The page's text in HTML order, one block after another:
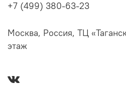
+7 (499) 380-63-23
Москва, Россия, ТЦ
этаж